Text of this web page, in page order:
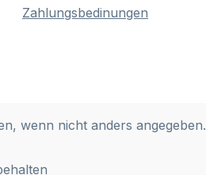
Zahlungsbedinungen
wenn nicht anders angegeben.